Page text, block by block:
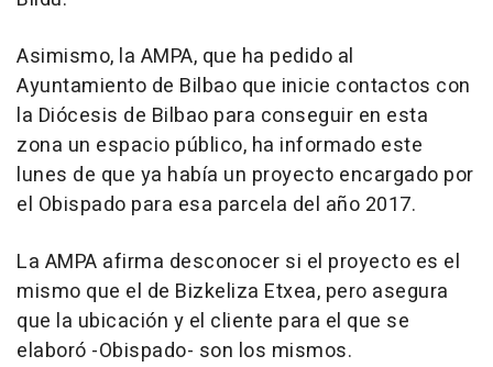
Asimismo, la AMPA, que ha pedido al
Ayuntamiento de Bilbao que inicie contactos con
la Diócesis de Bilbao para conseguir en esta
zona un espacio público, ha informado este
lunes de que ya había un proyecto encargado por
el Obispado para esa parcela del año 2017.
La AMPA afirma desconocer si el proyecto es el
mismo que el de Bizkeliza Etxea, pero asegura
que la ubicación y el cliente para el que se
elaboró -Obispado- son los mismos.